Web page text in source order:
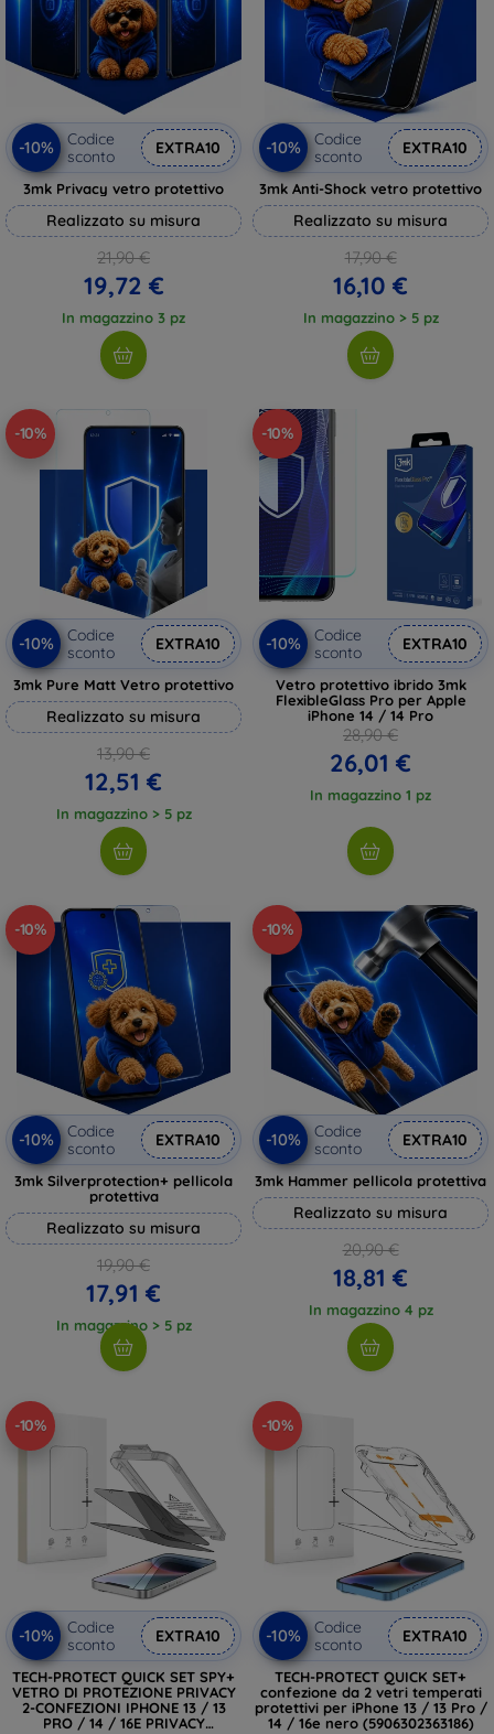
-10%
Codice
sconto
EXTRA10
3mk Privacy vetro protettivo
Realizzato su misura
21,90 €
19,72 €
In magazzino 3 pz
-10%
Codice
sconto
EXTRA10
3mk Anti-Shock vetro protettivo
Realizzato su misura
17,90 €
16,10 €
In magazzino > 5 pz
-10%
-10%
Codice
sconto
EXTRA10
3mk Pure Matt Vetro protettivo
Realizzato su misura
13,90 €
12,51 €
In magazzino > 5 pz
-10%
-10%
Codice
sconto
EXTRA10
Vetro protettivo ibrido 3mk
FlexibleGlass Pro per Apple
iPhone 14 / 14 Pro
28,90 €
26,01 €
In magazzino 1 pz
-10%
-10%
Codice
sconto
EXTRA10
3mk Silverprotection+ pellicola
protettiva
Realizzato su misura
19,90 €
17,91 €
In magazzino > 5 pz
-10%
-10%
Codice
sconto
EXTRA10
3mk Hammer pellicola protettiva
Realizzato su misura
20,90 €
18,81 €
In magazzino 4 pz
-10%
-10%
Codice
sconto
EXTRA10
TECH-PROTECT QUICK SET SPY+
VETRO DI PROTEZIONE PRIVACY
2-CONFEZIONI IPHONE 13 / 13
PRO / 14 / 16E PRIVACY
-10%
-10%
Codice
sconto
EXTRA10
TECH-PROTECT QUICK SET+
confezione da 2 vetri temperati
protettivi per iPhone 13 / 13 Pro /
14 / 16e nero (5906302363186)